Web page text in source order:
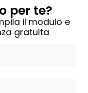
per te?
il modulo e
gratuita